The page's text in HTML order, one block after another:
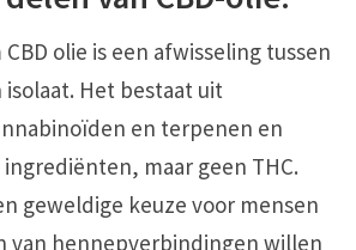
olie is een afwisseling tussen
Het bestaat uit
en terpenen en
maar geen THC.
geweldige keuze voor mensen
van hennepverbindingen willen